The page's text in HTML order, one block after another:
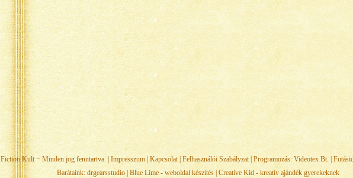
Fiction Kult− Minden jog fenntartva. | Impresszum| Kapcsolat| Felhasználói Szabályzat| Programozás: Videotex Bt. |
Barátaink: drgearsstudio| Blue Lime - weboldal készítés| Creative Kid - kreatív ajándék gyerekeknek